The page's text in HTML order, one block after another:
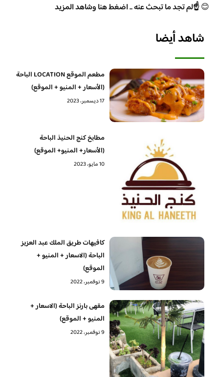
😊☝️لم تجد ما تبحث عنه .. اضغط هنا وشاهد المزيد
شاهد أيضا
مطعم الموقع LOCATION الباحة
(الأسعار + المنيو + الموقع)
17 ديسمبر، 2023
مطابخ كنج الحنيذ الباحة
(الأسعار+ المنيو+ الموقع)
10 مايو، 2023
كافيهات طريق الملك عبد العزيز
الباحة (الاسعار + المنيو +
الموقع)
9 نوفمبر، 2022
مقهى بارنز الباحة (الاسعار +
المنيو + الموقع)
9 نوفمبر، 2022